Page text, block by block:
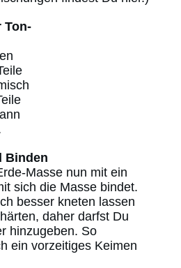
Ton-
Binden
Masse nun mit ein
sich die Masse bindet.
besser kneten lassen
daher darfst Du
hinzugeben. So
ein vorzeitiges Keimen